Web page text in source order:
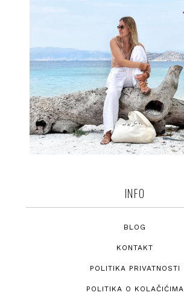
INFO
BLOG
KONTAKT
POLITIKA PRIVATNOSTI
POLITIKA O KOLAČIĆIMA